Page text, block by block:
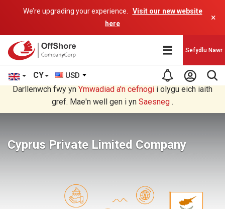
We’re upgrading your experience.
Visit our new website
here
×
CY USD
Sefydlu Nawr
Rydych chi'n darllen yn Welsh cyfieithu gan raglen AI.
Darllenwch fwy yn Ymwadiad a'n cefnogi i olygu eich iaith
gref. Mae'n well gen i yn Saesneg .
Cyprus Private Limited Company